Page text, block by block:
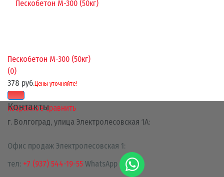
избранное сравнить
Пескобетон М-300 (50кг)
(0)
378 руб.Цены уточняйте!
Контакты
г. Волгоград, улица Электролесовская 1А:
Офис продаж Электролесовская 1:
тел: +7 (937) 544-19-55 WhatsApp